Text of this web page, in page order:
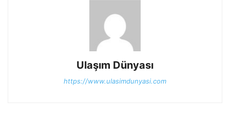
Ulaşım Dünyası
https://www.ulasimdunyasi.com